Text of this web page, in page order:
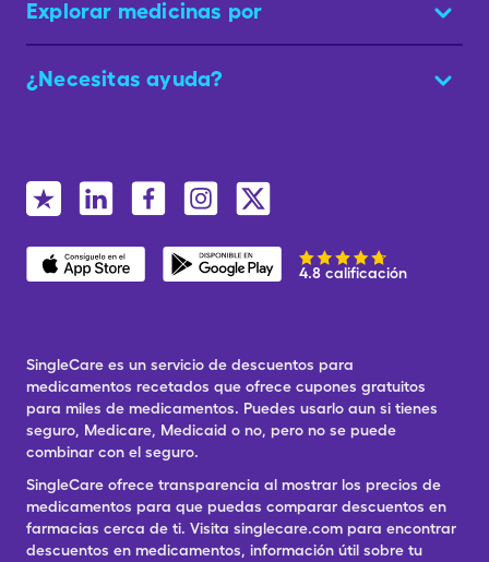
Explorar medicinas por
¿Necesitas ayuda?
4.8 calificación
SingleCare es un servicio de descuentos para
medicamentos recetados que ofrece cupones gratuitos
para miles de medicamentos. Puedes usarlo aun si tienes
seguro, Medicare, Medicaid o no, pero no se puede
combinar con el seguro.
SingleCare ofrece transparencia al mostrar los precios de
medicamentos para que puedas comparar descuentos en
farmacias cerca de ti. Visita singlecare.com para encontrar
descuentos en medicamentos, información útil sobre tu